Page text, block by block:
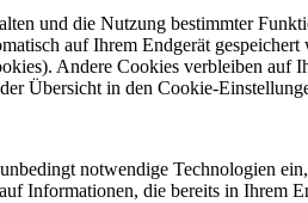
und die Nutzung bestimmter
auf Ihrem Endgerät
Andere Cookies verbleiben auf
Übersicht in den Cookie-
notwendige Technologien
Informationen, die bereits in Ihrem